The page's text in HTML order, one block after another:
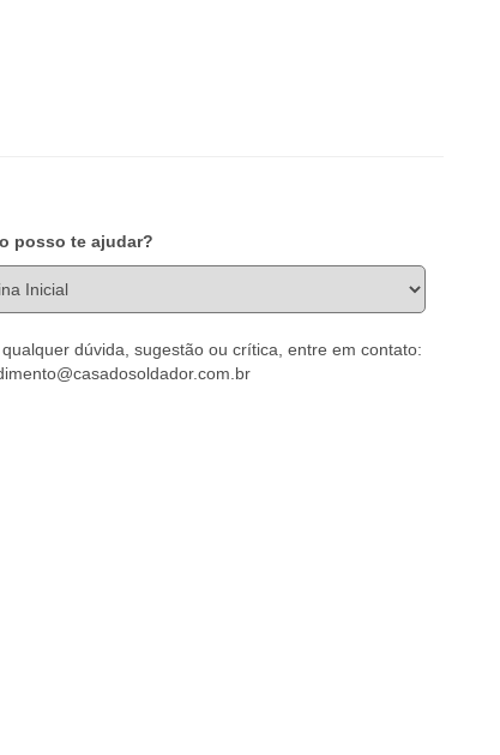
posso te ajudar?
qualquer dúvida, sugestão ou crítica, entre em contato: